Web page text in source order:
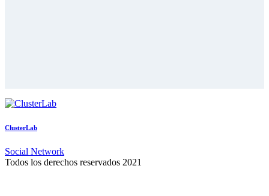
ClusterLab
Social Network
Todos los derechos reservados 2021